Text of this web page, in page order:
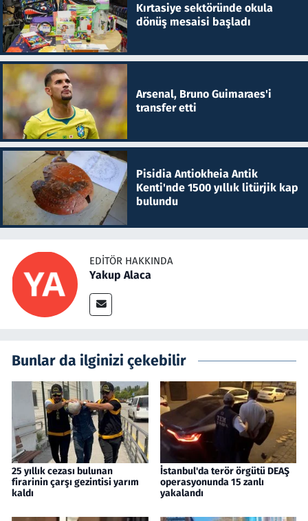
Kırtasiye sektöründe okula
dönüş mesaisi başladı
Arsenal, Bruno Guimaraes'i
transfer etti
Pisidia Antiokheia Antik
Kenti'nde 1500 yıllık litürjik kap
bulundu
EDITÖR HAKKINDA
Yakup Alaca
Bunlar da ilginizi çekebilir
25 yıllık cezası bulunan
firarinin çarşı gezintisi yarım
kaldı
İstanbul'da terör örgütü DEAŞ
operasyonunda 15 zanlı
yakalandı